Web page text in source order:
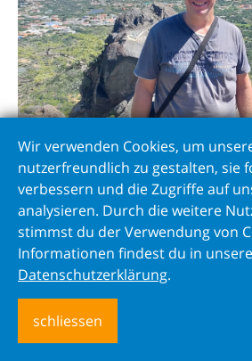
Allan und der Aquapark, ob der
würde?
Die unendliche
Unser Wassermacher, eine «fast»
Geschichte. Eigentlich sind wir ja
ihm, verrichtet er meist zuverlässig
streng genommen haben diese
Element zu tun, den beiden
Wir verwenden Cookies, um
nutzerfreundlich zu gestalten, sie
verbessern und die Zugriffe auf
analysieren. Durch die weitere
stimmst du der Verwendung von
Informationen findest du in
Datenschutzerklärung.
schliessen